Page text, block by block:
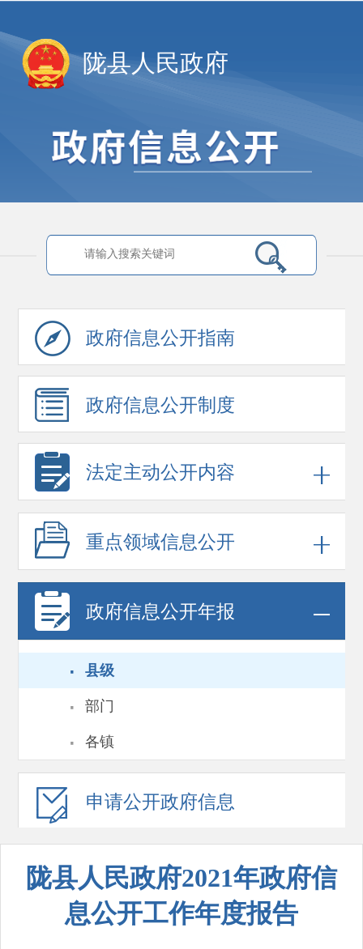
陇县人民政府
政府信息公开指南
政府信息公开制度
法定主动公开内容
重点领域信息公开
政府信息公开年报
· 县级
· 部门
· 各镇
申请公开政府信息
陇县人民政府2021年政府信
息公开工作年度报告